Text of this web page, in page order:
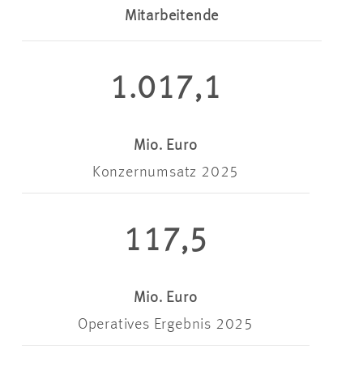
Mitarbeitende
1.017,1
Mio. Euro
Konzernumsatz 2025
117,5
Mio. Euro
Operatives Ergebnis 2025